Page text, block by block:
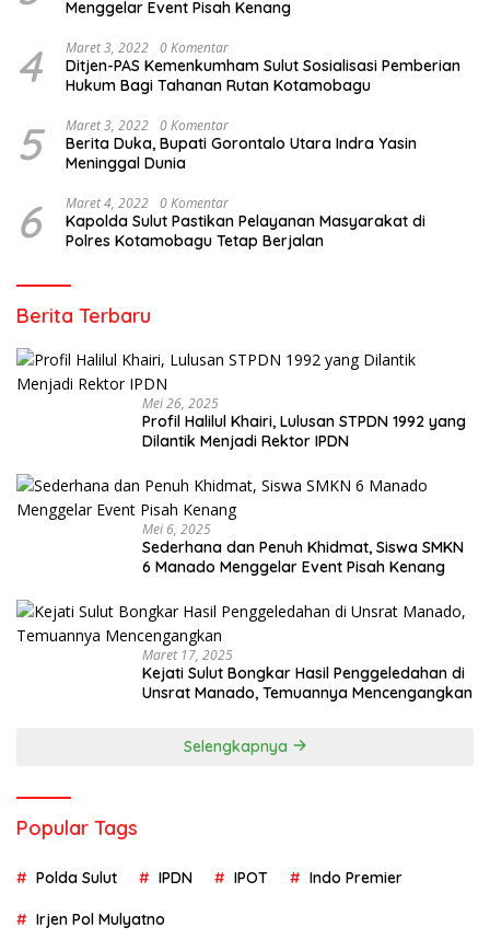
Menggelar Event Pisah Kenang
4 Maret 3, 2022 0 Komentar
Ditjen-PAS Kemenkumham Sulut Sosialisasi Pemberian
Hukum Bagi Tahanan Rutan Kotamobagu
5 Maret 3, 2022 0 Komentar
Berita Duka, Bupati Gorontalo Utara Indra Yasin
Meninggal Dunia
6 Maret 4, 2022 0 Komentar
Kapolda Sulut Pastikan Pelayanan Masyarakat di
Polres Kotamobagu Tetap Berjalan
Berita Terbaru
Mei 26, 2025
Profil Halilul Khairi, Lulusan STPDN 1992 yang
Dilantik Menjadi Rektor IPDN
Mei 6, 2025
Sederhana dan Penuh Khidmat, Siswa SMKN
6 Manado Menggelar Event Pisah Kenang
Maret 17, 2025
Kejati Sulut Bongkar Hasil Penggeledahan di
Unsrat Manado, Temuannya Mencengangkan
Selengkapnya
Popular Tags
Polda Sulut IPDN IPOT Indo Premier
Irjen Pol Mulyatno